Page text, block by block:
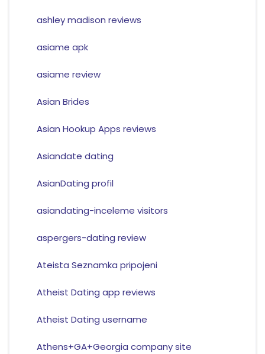
ashley madison reviews
asiame apk
asiame review
Asian Brides
Asian Hookup Apps reviews
Asiandate dating
AsianDating profil
asiandating-inceleme visitors
aspergers-dating review
Ateista Seznamka pripojeni
Atheist Dating app reviews
Atheist Dating username
Athens+GA+Georgia company site